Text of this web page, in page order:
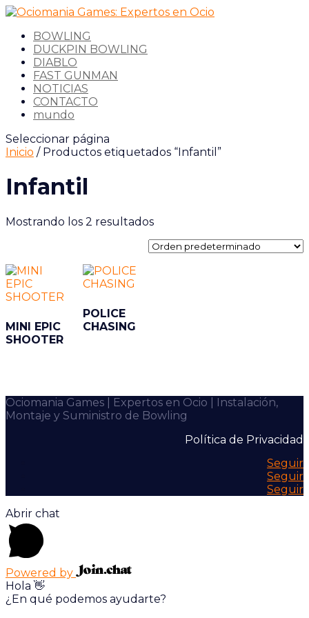
BOWLING
DUCKPIN BOWLING
DIABLO
FAST GUNMAN
NOTICIAS
CONTACTO
mundo
Seleccionar página
Inicio / Productos etiquetados “Infantil”
Infantil
Mostrando los 2 resultados
MINI EPIC
SHOOTER
POLICE
CHASING
Ociomania Games | Expertos en Ocio | Instalación,
Montaje y Suministro de Bowling
Política de Privacidad
Seguir
Seguir
Seguir
Abrir chat
Powered by
Hola 👋
¿En qué podemos ayudarte?